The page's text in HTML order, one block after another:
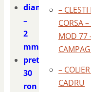
diametrul
–
2
mm.
pret
30
ron
–
CORSA
MOD 77
–
CADRU